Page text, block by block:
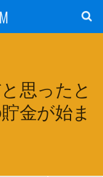
思ったと
金が始ま